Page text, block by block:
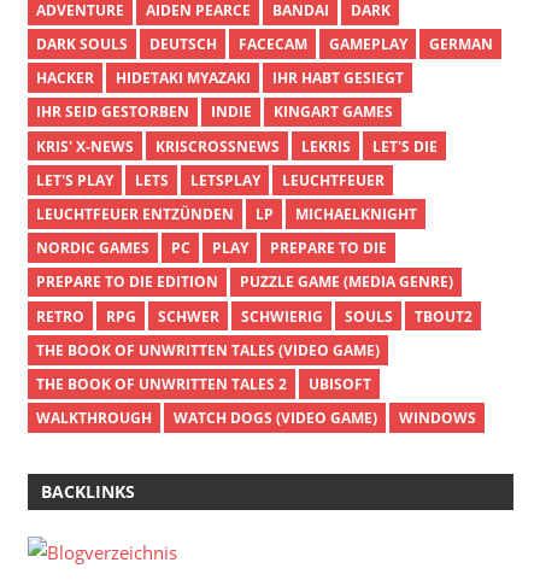
ADVENTURE AIDEN PEARCE BANDAI
DARK
DARK SOULS
DEUTSCH FACECAM GAMEPLAY
GERMAN
HACKER
HIDETAKI MYAZAKI
IHR HABT GESIEGT
IHR SEID GESTORBEN
INDIE
KINGART GAMES
KRIS' X-NEWS
KRISCROSSNEWS LEKRIS
LET'S DIE
LET'S PLAY
LETS LETSPLAY
LEUCHTFEUER
LEUCHTFEUER ENTZÜNDEN
LP
MICHAELKNIGHT
NORDIC GAMES
PC PLAY
PREPARE TO DIE
PREPARE TO DIE EDITION
PUZZLE GAME (MEDIA GENRE)
RETRO
RPG SCHWER SCHWIERIG SOULS
TBOUT2
THE BOOK OF UNWRITTEN TALES (VIDEO GAME)
THE BOOK OF UNWRITTEN TALES 2
UBISOFT
WALKTHROUGH
WATCH DOGS (VIDEO GAME) WINDOWS
BACKLINKS